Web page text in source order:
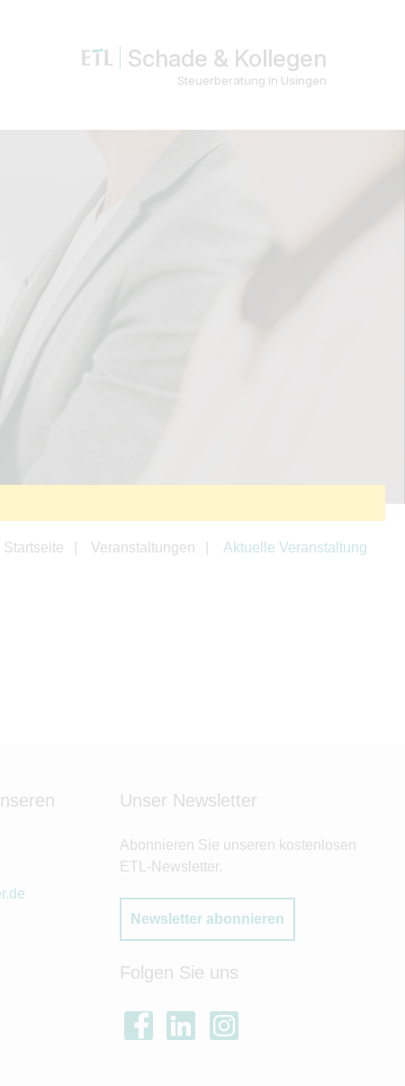
Schade & Kollegen
Steuerberatung in Usingen
Startseite Veranstaltungen Aktuelle Veranstaltung
Unser Newsletter
Abonnieren Sie unseren kostenlosen
ETL-Newsletter.
Newsletter abonnieren
Folgen Sie uns